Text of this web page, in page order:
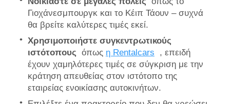
Γιοχάνεσμπουργκ και το Κέιπ Τάουν – συχνά
θα βρείτε καλύτερες τιμές εκεί.
Χρησιμοποιήστε συγκεντρωτικούς
ιστότοπους όπως η Rentalcars , επειδή
έχουν χαμηλότερες τιμές σε σύγκριση με την
κράτηση απευθείας στον ιστότοπο της
εταιρείας ενοικίασης αυτοκινήτων.